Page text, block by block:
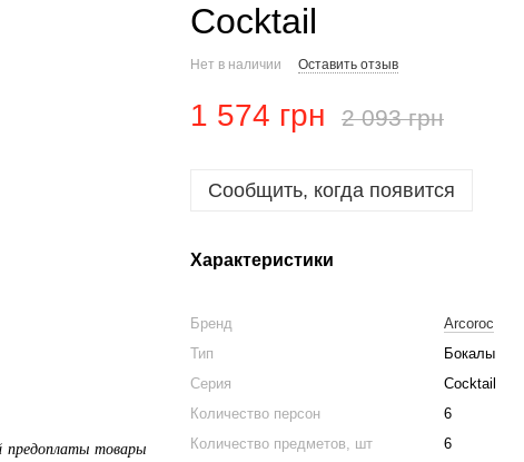
предоплаты товары
Cocktail
Нет в наличии Оставить отзыв
1 574 грн 2 093 грн
Сообщить, когда появится
Характеристики
Бренд
Arcoroc
Тип
Бокалы
Серия
Cocktail
Количество персон
6
Количество предметов, шт
6